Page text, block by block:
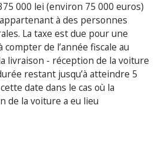
000 lei (environ 75 000 euros)
à des personnes
La taxe est due pour une
compter de l’année fiscale au
livraison - réception de la voiture
restant jusqu’à atteindre 5
date dans le cas où la
de la voiture a eu lieu